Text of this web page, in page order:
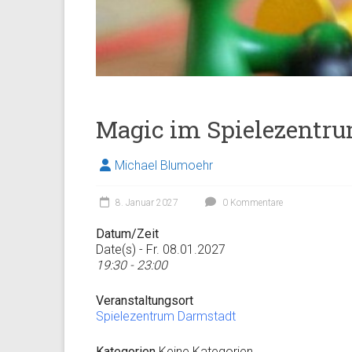
Magic im
Michael Blumoehr
8. Januar 2027 0 Kommentare
Datum/Zeit
Date(s) - Fr. 08.01.2027
19:30 - 23:00
Veranstaltungsort
Spielezentrum Darmstadt